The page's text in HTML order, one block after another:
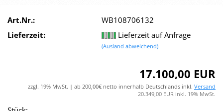
Art.Nr.:
WB108706132
Lieferzeit:
Lieferzeit auf Anfrage
(Ausland abweichend)
17.100,00 EUR
zzgl. 19% MwSt. | ab 200,00€ netto innerhalb Deutschlands inkl. Versand
20.349,00 EUR inkl. 19% MwSt.